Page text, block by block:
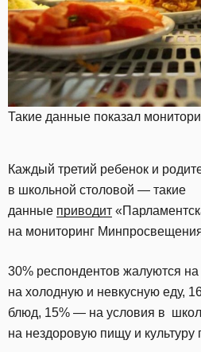
Такие данные показал
Каждый третий ребенок и
в школьной столовой — такие
данные приводит
на мониторинг
30% респондентов жалуются
на холодную и невкусную еду,
блюд, 15% — на условия в
на нездоровую пищу и культуру